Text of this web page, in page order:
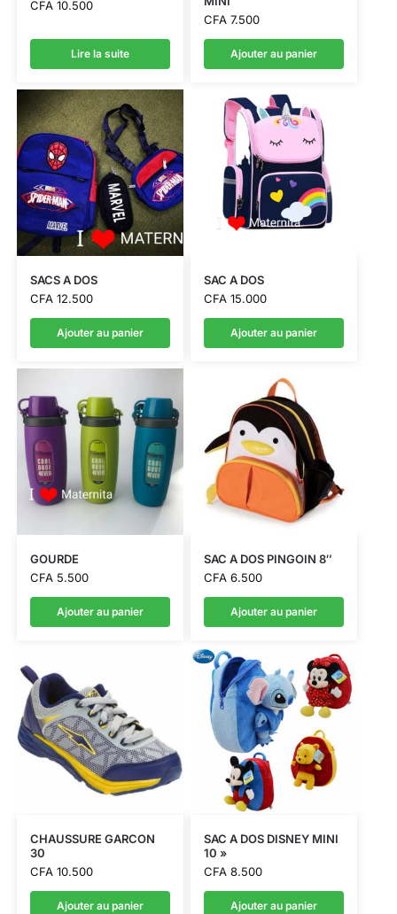
CFA10.500
Lire la suite
CFA7.500
Ajouter au panier
SACS A DOS
CFA12.500
Ajouter au panier
SAC A DOS
CFA15.000
Ajouter au panier
GOURDE
CFA5.500
Ajouter au panier
SAC A DOS PINGOIN 8″
CFA6.500
Ajouter au panier
CHAUSSURE GARCON
30
CFA10.500
Ajouter au panier
SAC A DOS DISNEY MINI
10 »
CFA8.500
Ajouter au panier